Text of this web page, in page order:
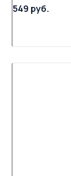
549 руб.